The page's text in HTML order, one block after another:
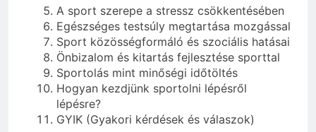
A sport szerepe a stressz csökkentésében
Egészséges testsúly megtartása mozgással
Sport közösségformáló és szociális hatásai
Önbizalom és kitartás fejlesztése sporttal
Sportolás mint minőségi időtöltés
Hogyan kezdjünk sportolni lépésről
lépésre?
GYIK (Gyakori kérdések és válaszok)